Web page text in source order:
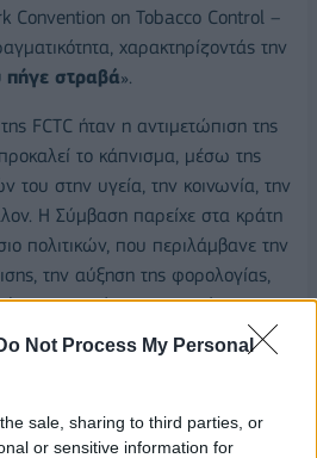
Not Process My Personal
sale, sharing to third parties, or
or sensitive information for
Convention on Tobacco Control –
χαρακτηρίζοντάς την
πήγε στραβά».
FCTC ήταν η αντιμετώπιση της
το κάπνισμα, μέσω της
στην υγεία, την κοινωνία, την
Η Σύμβαση παρείχε στα κράτη
πολιτικών, που περιλάμβανε την
την αύξηση της φορολογίας,
προϊόντων καπνού και την
διακοπής του καπνίσματος.
από αυτήν έχει απομακρύνει τον
— τη μείωση της βλάβης που